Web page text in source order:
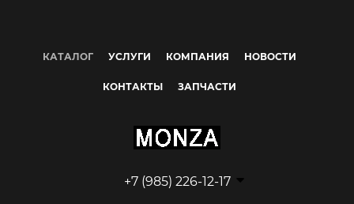
КАТАЛОГ УСЛУГИ КОМПАНИЯ НОВОСТИ
КОНТАКТЫ ЗАПЧАСТИ
+7 (985) 226-12-17